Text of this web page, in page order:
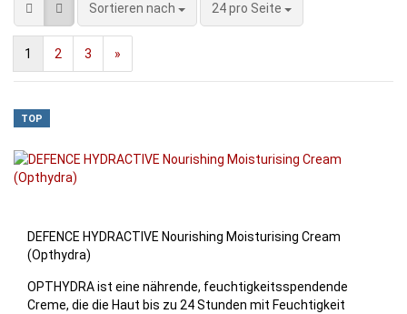
Sortieren nach 24 pro Seite
1 2 3 »
TOP
DEFENCE HYDRACTIVE Nourishing Moisturising Cream
(Opthydra)
OPTHYDRA ist eine nährende, feuchtigkeitsspendende
Creme, die die Haut bis zu 24 Stunden mit Feuchtigkeit